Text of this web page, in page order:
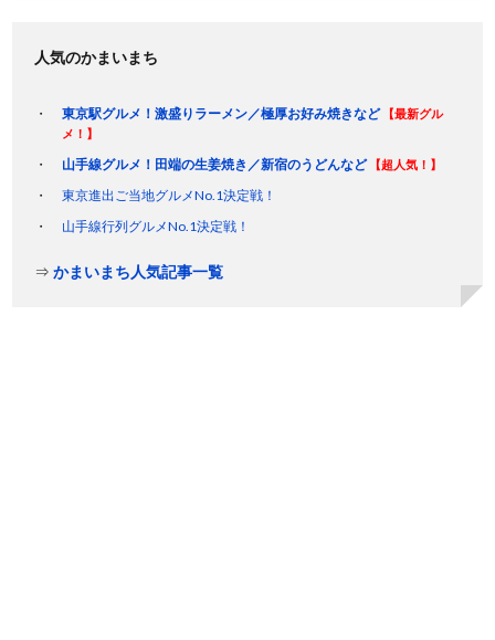
人気のかまいまち
東京駅グルメ！激盛りラーメン／極厚お好み焼きなど
【最新グル
メ！】
山手線グルメ！田端の生姜焼き／新宿のうどんなど 【超人気！】
東京進出ご当地グルメNo.1決定戦！
山手線行列グルメNo.1決定戦！
⇒かまいまち人気記事一覧